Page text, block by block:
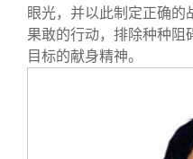
眼光，并以此制定正确的
果敢的行动，排除种种阻
目标的献身精神。